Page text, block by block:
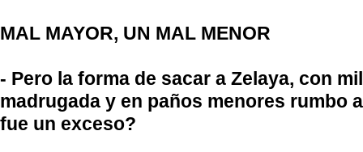
MAL MAYOR, UN MAL MENOR
- Pero la forma de sacar a Zelaya, con
madrugada y en paños menores rumbo
fue un exceso?